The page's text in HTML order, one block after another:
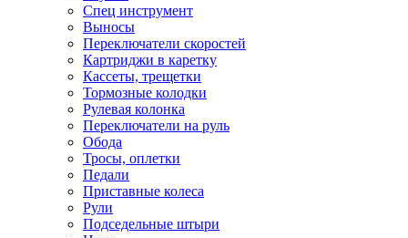
Спец инструмент
Выносы
Переключатели скоростей
Картриджи в каретку
Кассеты, трещетки
Тормозные колодки
Рулевая колонка
Переключатели на руль
Обода
Тросы, оплетки
Педали
Приставные колеса
Рули
Подседельные штыри